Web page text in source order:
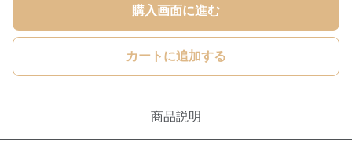
購入画面に進む
カートに追加する
商品説明